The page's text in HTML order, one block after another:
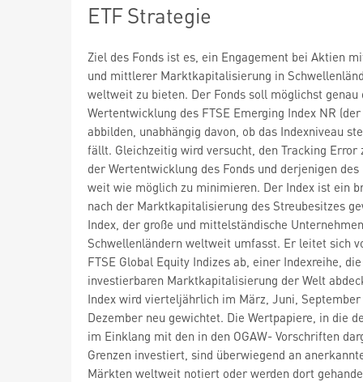
ETF Strategie
Ziel des Fonds ist es, ein Engagement bei Aktien
und mittlerer Marktkapitalisierung in
weltweit zu bieten. Der Fonds soll möglichst genau
Wertentwicklung des FTSE Emerging Index NR
abbilden, unabhängig davon, ob das Indexniveau
fällt. Gleichzeitig wird versucht, den Tracking Error
der Wertentwicklung des Fonds und derjenigen des
weit wie möglich zu minimieren. Der Index ist ein
nach der Marktkapitalisierung des Streubesitzes
Index, der große und mittelständische
Schwellenländern weltweit umfasst. Er leitet sich
FTSE Global Equity Indizes ab, einer Indexreihe,
investierbaren Marktkapitalisierung der Welt
Index wird vierteljährlich im März, Juni, September
Dezember neu gewichtet. Die Wertpapiere, in die
im Einklang mit den in den OGAW- Vorschriften
Grenzen investiert, sind überwiegend an
Märkten weltweit notiert oder werden dort